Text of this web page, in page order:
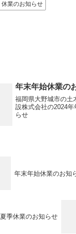
休業のお知らせ
年末年始休業の
福岡県大野城市の土
設株式会社の2024
らせ
年末年始休業のお知
夏季休業のお知らせ